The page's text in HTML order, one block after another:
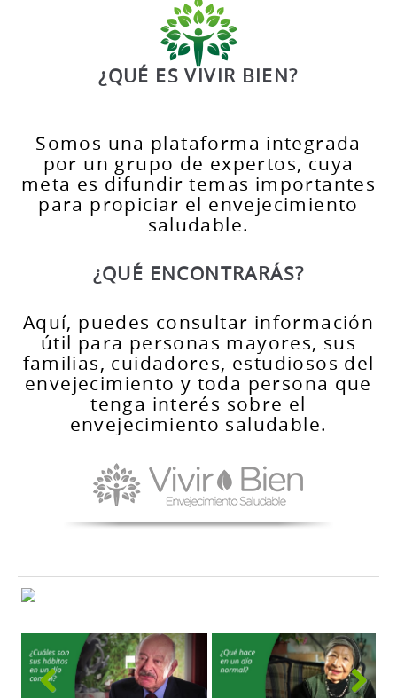
¿QUÉ ES VIVIR BIEN?
Somos una plataforma integrada
por un grupo de expertos, cuya
meta es difundir temas importantes
para propiciar el envejecimiento
saludable.
¿QUÉ ENCONTRARÁS?
Aquí, puedes consultar información
útil para personas mayores, sus
familias, cuidadores, estudiosos del
envejecimiento y toda persona que
tenga interés sobre el
envejecimiento saludable.